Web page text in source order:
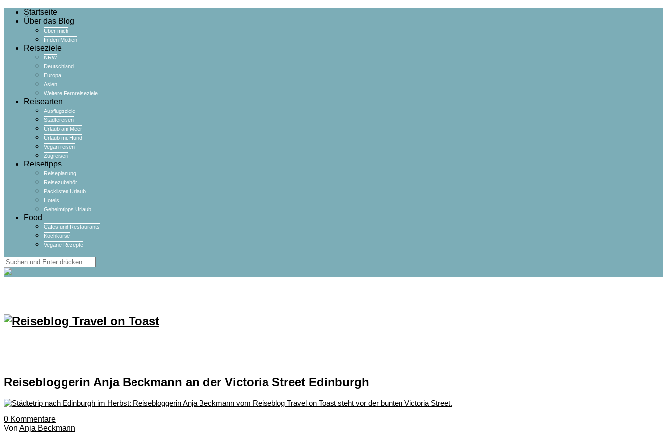
Startseite
Über das Blog
Über mich
In den Medien
Reiseziele
NRW
Deutschland
Europa
Asien
Weitere Fernreiseziele
Reisearten
Ausflugsziele
Städtereisen
Urlaub am Meer
Urlaub mit Hund
Vegan reisen
Zugreisen
Reisetipps
Reiseplanung
Reisezubehör
Packlisten Urlaub
Hotels
Geheimtipps Urlaub
Food
Cafes und Restaurants
Kochkurse
Vegane Rezepte
Reisebloggerin Anja Beckmann an der Victoria Street Edinburgh
0 Kommentare
Von Anja Beckmann